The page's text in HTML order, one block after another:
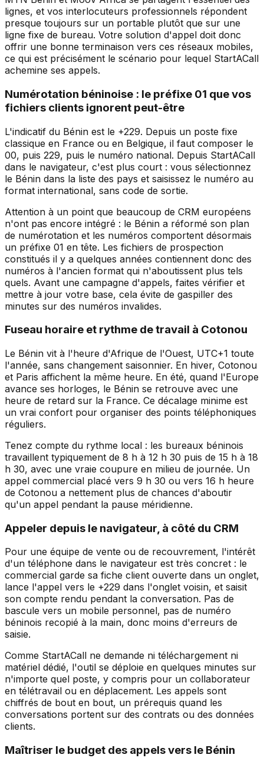
lignes, et vos interlocuteurs professionnels répondent
presque toujours sur un portable plutôt que sur une
ligne fixe de bureau. Votre solution d'appel doit donc
offrir une bonne terminaison vers ces réseaux mobiles,
ce qui est précisément le scénario pour lequel StartACall
achemine ses appels.
Numérotation béninoise : le préfixe 01 que vos
fichiers clients ignorent peut-être
L'indicatif du Bénin est le +229. Depuis un poste fixe
classique en France ou en Belgique, il faut composer le
00, puis 229, puis le numéro national. Depuis StartACall
dans le navigateur, c'est plus court : vous sélectionnez
le Bénin dans la liste des pays et saisissez le numéro au
format international, sans code de sortie.
Attention à un point que beaucoup de CRM européens
n'ont pas encore intégré : le Bénin a réformé son plan
de numérotation et les numéros comportent désormais
un préfixe 01 en tête. Les fichiers de prospection
constitués il y a quelques années contiennent donc des
numéros à l'ancien format qui n'aboutissent plus tels
quels. Avant une campagne d'appels, faites vérifier et
mettre à jour votre base, cela évite de gaspiller des
minutes sur des numéros invalides.
Fuseau horaire et rythme de travail à Cotonou
Le Bénin vit à l'heure d'Afrique de l'Ouest, UTC+1 toute
l'année, sans changement saisonnier. En hiver, Cotonou
et Paris affichent la même heure. En été, quand l'Europe
avance ses horloges, le Bénin se retrouve avec une
heure de retard sur la France. Ce décalage minime est
un vrai confort pour organiser des points téléphoniques
réguliers.
Tenez compte du rythme local : les bureaux béninois
travaillent typiquement de 8 h à 12 h 30 puis de 15 h à 18
h 30, avec une vraie coupure en milieu de journée. Un
appel commercial placé vers 9 h 30 ou vers 16 h heure
de Cotonou a nettement plus de chances d'aboutir
qu'un appel pendant la pause méridienne.
Appeler depuis le navigateur, à côté du CRM
Pour une équipe de vente ou de recouvrement, l'intérêt
d'un téléphone dans le navigateur est très concret : le
commercial garde sa fiche client ouverte dans un onglet,
lance l'appel vers le +229 dans l'onglet voisin, et saisit
son compte rendu pendant la conversation. Pas de
bascule vers un mobile personnel, pas de numéro
béninois recopié à la main, donc moins d'erreurs de
saisie.
Comme StartACall ne demande ni téléchargement ni
matériel dédié, l'outil se déploie en quelques minutes sur
n'importe quel poste, y compris pour un collaborateur
en télétravail ou en déplacement. Les appels sont
chiffrés de bout en bout, un prérequis quand les
conversations portent sur des contrats ou des données
clients.
Maîtriser le budget des appels vers le Bénin